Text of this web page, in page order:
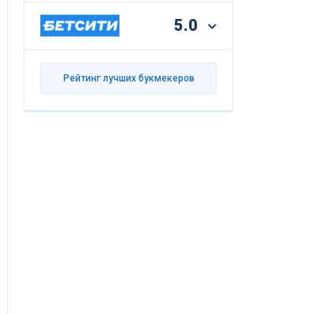
5.0
Рейтинг лучших букмекеров